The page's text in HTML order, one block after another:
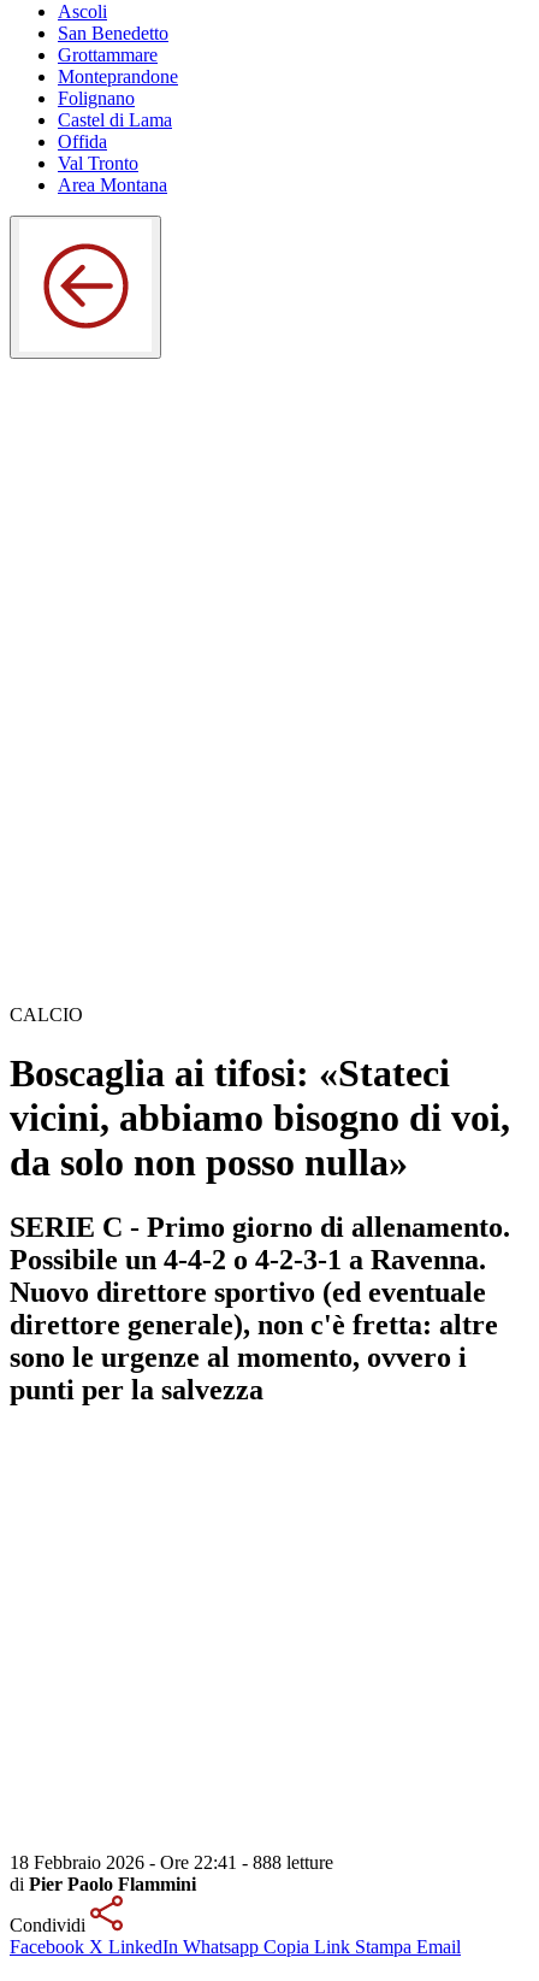
Ascoli
San Benedetto
Grottammare
Monteprandone
Folignano
Castel di Lama
Offida
Val Tronto
Area Montana
CALCIO
Boscaglia ai tifosi: «Stateci
vicini, abbiamo bisogno di voi,
da solo non posso nulla»
SERIE C - Primo giorno di allenamento.
Possibile un 4-4-2 o 4-2-3-1 a Ravenna.
Nuovo direttore sportivo (ed eventuale
direttore generale), non c'è fretta: altre
sono le urgenze al momento, ovvero i
punti per la salvezza
18 Febbraio 2026 - Ore 22:41 - 888 letture
di Pier Paolo Flammini
Condividi
Facebook X LinkedIn Whatsapp Copia Link Stampa Email